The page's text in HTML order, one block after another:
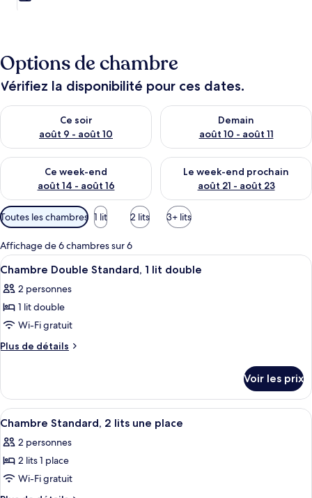
Options de chambre
Vérifiez la disponibilité pour ces dates.
Ce soir
août 9 - août 10
Vérifier la disponibilité pour ce soir août 9 - août 10
Demain
août 10 - août 11
Vérifier la disponibilité pour
Ce week-end
août 14 - août 16
Vérifier la disponibilité pour ce week-end août 14 - août 16
Le week-end prochain
août 21 - août 23
Vérifier la disponibilité pour
Filtres
disponibles
pour
les
chambres
Toutes les chambres 1 lit 2 lits 3+ lits
Affichage de 6 chambres sur 6
Afficher
toutes
les
photos
pour
ce
chambre :
Chambre
Double
Standard,
1
lit
double
Une chambre d’hôtel avec un
11
Chambre Double Standard, 1 lit double
2 personnes
1 lit double
Wi-Fi gratuit
Plus de détails
Plus
le
type
de
Chambre
Double
Voir les prix
Afficher
toutes
les
photos
pour
Coffres-forts dans les chambres,
11
Chambre Standard, 2 lits une place
2 personnes
2 lits 1 place
Wi-Fi gratuit